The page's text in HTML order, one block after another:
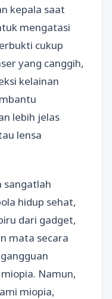
kepala saat
mengatasi
cukup
yang canggih,
kelainan
lebih jelas
lensa
sangatlah
hidup sehat,
dari gadget,
mata secara
Namun,
miopia,